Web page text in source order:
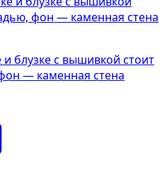
блузке с вышивкой стоит
— каменная стена